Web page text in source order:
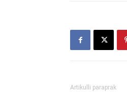
Artikulli paraprak